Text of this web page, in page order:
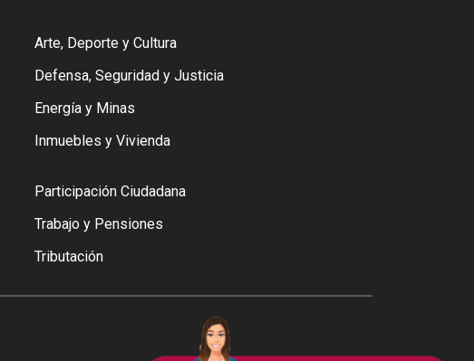
Arte, Deporte y Cultura
Defensa, Seguridad y Justicia
Energía y Minas
Inmuebles y Vivienda
Participación Ciudadana
Trabajo y Pensiones
Tributación